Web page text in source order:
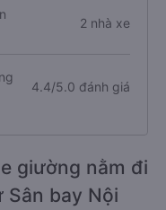
2 nhà xe
4.4/5.0 đánh giá
giường nằm đi
Sân bay Nội